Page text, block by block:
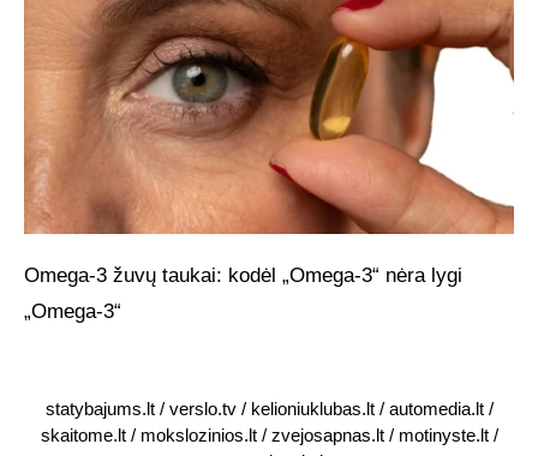
Omega-3 žuvų taukai: kodėl „Omega-3“ nėra lygi
„Omega-3“
statybajums.lt/ verslo.tv/ kelioniuklubas.lt/ automedia.lt/
skaitome.lt/ mokslozinios.lt/ zvejosapnas.lt/ motinyste.lt/